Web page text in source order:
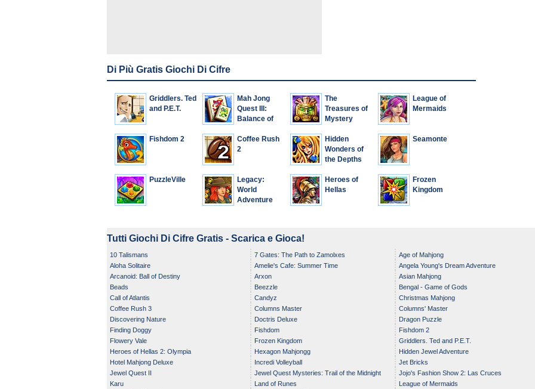
Di Più Gratis Giochi Di Cifre
Griddlers. Ted
and P.E.T.
Mah Jong
Quest III:
Balance of
The
Treasures of
Mystery
Gates of Fate
League of
Mermaids
Fishdom 2
Coffee Rush
2
Hidden
Wonders of
the Depths
Seamonte
PuzzleVille
Legacy:
World
Adventure
Heroes of
Hellas
Frozen
Kingdom
Tutti Giochi Di Cifre Gratis - Scarica e Gioca!
10 Talismans 7 Gates: The Path to Zamolxes Age of Mahjong
Aloha Solitaire
Amelie's Cafe: Summer Time Angela Young's Dream Adventure
Arcanoid: Ball of Destiny
Arxon Asian Mahjong
Beads
Beezzle Bengal - Game of Gods
Call of Atlantis
Candyz Christmas Mahjong
Coffee Rush 3
Columns Master Columns' Master
Discovering Nature
Doctris Deluxe Dragon Puzzle
Finding Doggy
Fishdom Fishdom 2
Flowery Vale
Frozen Kingdom Griddlers. Ted and P.E.T.
Heroes of Hellas 2: Olympia
Hexagon Mahjongg Hidden Jewel Adventure
Hotel Mahjong Deluxe
Incredi Volleyball Jet Bricks
Jewel Quest II
Jewel Quest Mysteries: Trail of the Midnight
Heart
Jojo's Fashion Show 2: Las Cruces
Karu
Land of Runes League of Mermaids